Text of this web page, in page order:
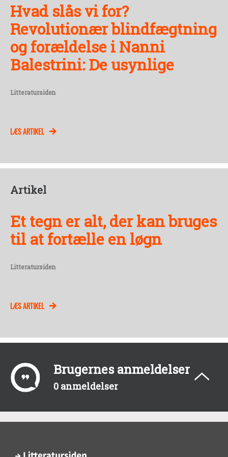
Hvad slås vi for?
Revolutionær blindfægtning
og forældelse i Nanni
Balestrini: De usynlige
Litteratursiden
LÆS ARTIKEL
Artikel
Et tegn er alt, der kan bruges
til at fortælle en løgn
Litteratursiden
LÆS ARTIKEL
Brugernes anmeldelser
0 anmeldelser